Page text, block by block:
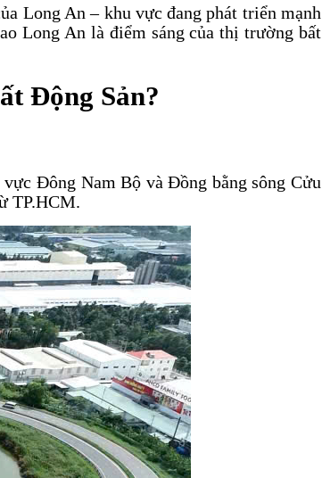
Long An – khu vực đang phát triển mạnh
Long An là điểm sáng của thị trường bất
Động Sản?
Đông Nam Bộ và Đồng bằng sông Cửu
TP.HCM.